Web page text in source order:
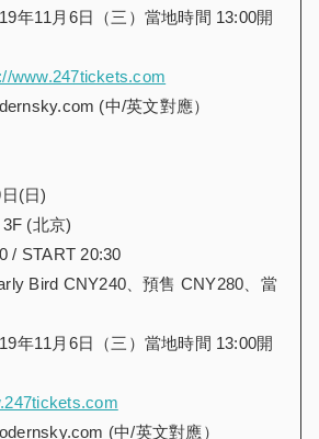
年11月6日（三）當地時間 13:00開
www.247tickets.com
(中/英文對應）
(日)
(北京)
/ START 20:30
Bird CNY240、預售 CNY280、當
年11月6日（三）當地時間 13:00開
(中/英文對應）